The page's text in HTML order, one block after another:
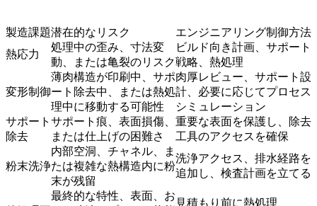
製造課題潜在的なリスク
エンジニアリング制御方法
熱応力
処理中の歪み、寸法変
動、または亀裂のリスク
ビルド向き計画、サポート
戦略、熱処理
変形制御
薄肉構造が印刷中、サポ
ート除去中、または熱処
理中に移動する可能性
肉厚レビュー、サポート設
計、必要に応じてプロセス
シミュレーション
サポート
除去
サポート痕、表面損傷、
または仕上げの困難さ
重要な表面を保護し、除去
工具のアクセスを確保
粉末洗浄
内部空洞、チャネル、ま
たは複雑な熱構造内に粉
末が残留
洗浄アクセス、排水経路を
追加し、検査計画を立てる
最終的な特性、表面、お
見積もり前に熱処理、